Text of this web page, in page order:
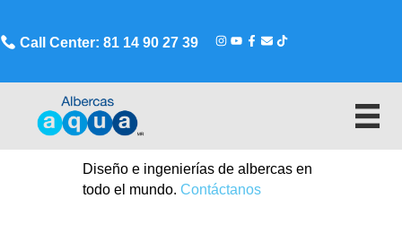
Call Center: 81 14 90 27 39
Diseño e ingenierías de albercas en
todo el mundo. Contáctanos